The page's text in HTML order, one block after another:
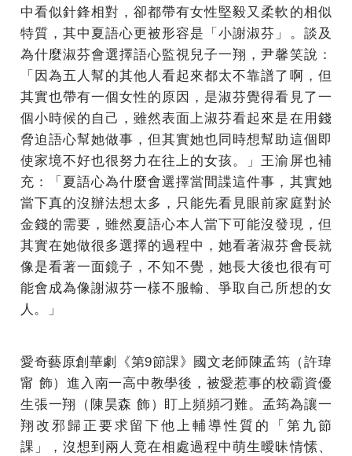
中看似針鋒相對，卻都帶有女性堅毅又柔軟的相似
特質，其中夏語心更被形容是「小謝淑芬」。談及
為什麼淑芬會選擇語心監視兒子一翔，尹馨笑說：
「因為五人幫的其他人看起來都太不靠譜了啊，但
其實也帶有一個女性的原因，是淑芬覺得看見了一
個小時候的自己，雖然表面上淑芬看起來是在用錢
脅迫語心幫她做事，但其實她也同時想幫助這個即
使家境不好也很努力在往上的女孩。」王渝屏也補
充：「夏語心為什麼會選擇當間諜這件事，其實她
當下真的沒辦法想太多，只能先看見眼前家庭對於
金錢的需要，雖然夏語心本人當下可能沒發現，但
其實在她做很多選擇的過程中，她看著淑芬會長就
像是看著一面鏡子，不知不覺，她長大後也很有可
能會成為像謝淑芬一樣不服輸、爭取自己所想的女
人。」
愛奇藝原創華劇《第9節課》國文老師陳孟筠（許瑋
甯 飾）進入南一高中教學後，被愛惹事的校霸資優
生張一翔（陳昊森 飾）盯上頻頻刁難。孟筠為讓一
翔改邪歸正要求留下他上輔導性質的「第九節
課」，沒想到兩人竟在相處過程中萌生曖昧情愫、